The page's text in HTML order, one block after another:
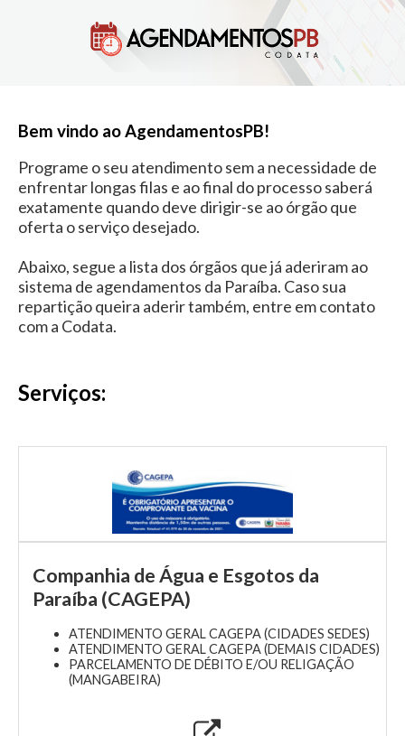
Bem vindo ao AgendamentosPB!
Programe o seu atendimento sem a necessidade de
enfrentar longas filas e ao final do processo saberá
exatamente quando deve dirigir-se ao órgão que
oferta o serviço desejado.
Abaixo, segue a lista dos órgãos que já aderiram ao
sistema de agendamentos da Paraíba. Caso sua
repartição queira aderir também, entre em contato
com a Codata.
Serviços:
Companhia de Água e Esgotos da
Paraíba (CAGEPA)
ATENDIMENTO GERAL CAGEPA (CIDADES SEDES)
ATENDIMENTO GERAL CAGEPA (DEMAIS CIDADES)
PARCELAMENTO DE DÉBITO E/OU RELIGAÇÃO
(MANGABEIRA)